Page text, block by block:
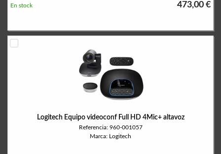
473,00 €
En stock
Logitech Equipo videoconf Full HD 4Mic+ altavoz
Referencia: 960-001057
Marca: Logitech